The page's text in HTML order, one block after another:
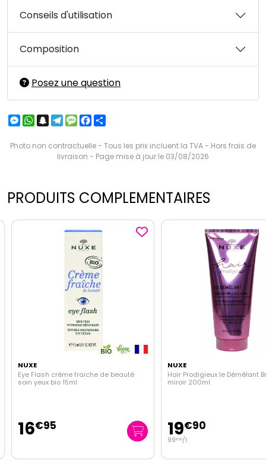
Conseils d'utilisation
Composition
Posez une question
Messenger
WhatsApp
Snapchat
Telegram
MessageFacebook
Photo non contractuelle - Tous les prix incluent la TVA - Hors frais de
livraison - Page mise à jour le 03/08/2026
PRODUITS COMPLEMENTAIRES
NUXE
Eye Flash crème fraiche de beauté
soin yeux bio 15ml
16€95
NUXE
Hair Prodigieux le Démêlant
miroir 200ml
19€90
99€50/l.